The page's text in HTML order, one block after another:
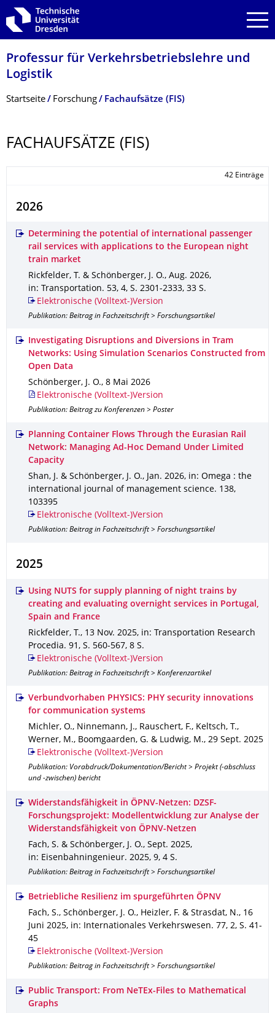
Zur Hauptnavigation springen
Zur Suche springen
Zum Inhalt springen
Professur für Verkehrsbetriebs­lehre und
Logistik
Breadcrumb-Menü
Startseite Forschung Fachaufsätze (FIS)
FACHAUFSÄTZE (FIS)
42 Einträge
2026
Determining the potential of international passenger
rail services with applications to the European night
train market
Rickfelder, T. & Schönberger, J. O., Aug. 2026,
in: Transportation. 53, 4, S. 2301-2333, 33 S.
Elektronische (Volltext-)Version
Publikation: Beitrag in Fachzeitschrift > Forschungsartikel
Investigating Disruptions and Diversions in Tram
Networks: Using Simulation Scenarios Constructed from
Open Data
Schönberger, J. O., 8 Mai 2026
Elektronische (Volltext-)Version
Publikation: Beitrag zu Konferenzen > Poster
Planning Container Flows Through the Eurasian Rail
Network: Managing Ad-Hoc Demand Under Limited
Capacity
Shan, J. & Schönberger, J. O., Jan. 2026, in: Omega : the
international journal of management science. 138,
103395
Elektronische (Volltext-)Version
Publikation: Beitrag in Fachzeitschrift > Forschungsartikel
2025
Using NUTS for supply planning of night trains by
creating and evaluating overnight services in Portugal,
Spain and France
Rickfelder, T., 13 Nov. 2025, in: Transportation Research
Procedia. 91 , S. 560-567, 8 S.
Elektronische (Volltext-)Version
Publikation: Beitrag in Fachzeitschrift > Konferenzartikel
Verbundvorhaben PHYSICS: PHY security innovations
for communication systems
Michler, O., Ninnemann, J., Rauschert, F., Keltsch, T.,
Werner, M., Boomgaarden, G. & Ludwig, M., 29 Sept. 2025
Elektronische (Volltext-)Version
Publikation: Vorabdruck/Dokumentation/Bericht > Projekt (-abschluss
und -zwischen) bericht
Widerstandsfähigkeit in ÖPNV-Netzen: DZSF-
Forschungsprojekt: Modellentwicklung zur Analyse der
Widerstandsfähigkeit von ÖPNV-Netzen
Fach, S. & Schönberger, J. O., Sept. 2025,
in: Eisenbahningenieur. 2025, 9, 4 S.
Publikation: Beitrag in Fachzeitschrift > Forschungsartikel
Betriebliche Resilienz im spurgeführten ÖPNV
Fach, S., Schönberger, J. O., Heizler, F. & Strasdat, N., 16
Juni 2025, in: Internationales Verkehrswesen. 77, 2, S. 41-
45
Elektronische (Volltext-)Version
Publikation: Beitrag in Fachzeitschrift > Forschungsartikel
Public Transport: From NeTEx-Files to Mathematical
Graphs